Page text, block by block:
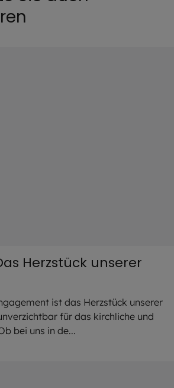
Herzstück unserer
ist das Herzstück unserer
für das kirchliche und
bei uns in de...